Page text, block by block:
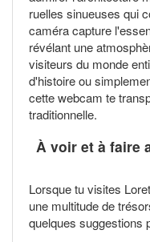
ruelles sinueuses qui
caméra capture
révélant une
visiteurs du monde
d'histoire ou
cette webcam te
traditionnelle.
À voir et à faire
Lorsque tu visites
une multitude de
quelques suggestions